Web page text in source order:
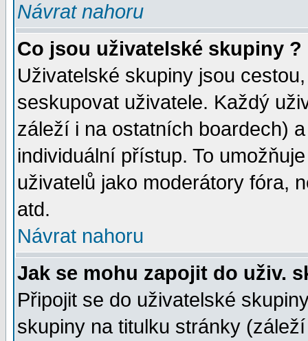
Návrat nahoru
Co jsou uživatelské skupiny ?
Uživatelské skupiny jsou
seskupovat uživatele. Každý
záleží i na ostatních boardech)
individuální přístup. To
uživatelů jako moderátory fóra,
atd.
Návrat nahoru
Jak se mohu zapojit do uživ.
Připojit se do uživatelské
skupiny na titulku stránky